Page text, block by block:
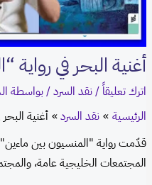
أغنية البحر في
اترك تعليقاً/نقد السرد/ بواسطة
الرئيسية
نقد السرد
أغنية
قدّمت رواية "المنسيون بين ماءين"
المجتمعات الخليجية عامة،